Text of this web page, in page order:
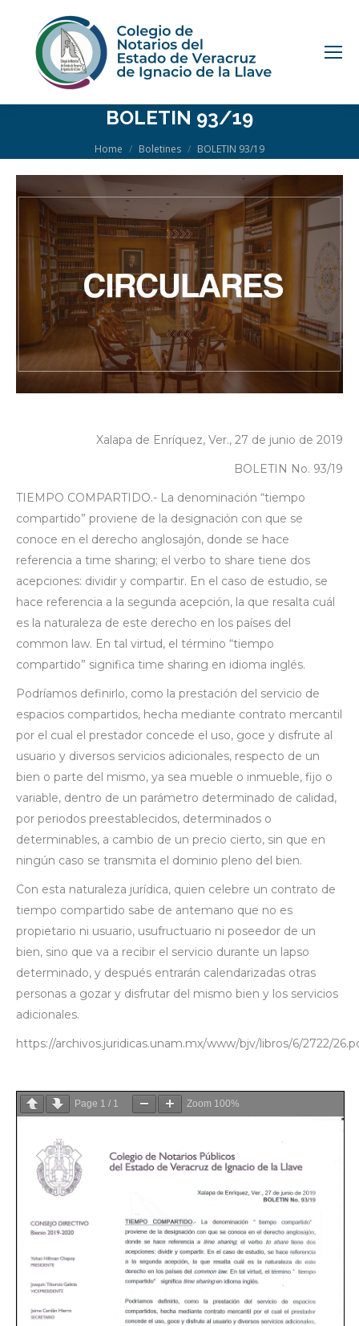
BOLETIN 93/19
You are here:
Home Boletines BOLETIN 93/19
Xalapa de Enríquez, Ver., 27 de junio de 2019
BOLETIN No. 93/19
TIEMPO COMPARTIDO.- La denominación “tiempo
compartido” proviene de la designación con que se
conoce en el derecho anglosajón, donde se hace
referencia a time sharing; el verbo to share tiene dos
acepciones: dividir y compartir. En el caso de estudio, se
hace referencia a la segunda acepción, la que resalta cuál
es la naturaleza de este derecho en los países del
common law. En tal virtud, el término “tiempo
compartido” significa time sharing en idioma inglés.
Podríamos definirlo, como la prestación del servicio de
espacios compartidos, hecha mediante contrato mercantil
por el cual el prestador concede el uso, goce y disfrute al
usuario y diversos servicios adicionales, respecto de un
bien o parte del mismo, ya sea mueble o inmueble, fijo o
variable, dentro de un parámetro determinado de calidad,
por periodos preestablecidos, determinados o
determinables, a cambio de un precio cierto, sin que en
ningún caso se transmita el dominio pleno del bien.
Con esta naturaleza jurídica, quien celebre un contrato de
tiempo compartido sabe de antemano que no es
propietario ni usuario, usufructuario ni poseedor de un
bien, sino que va a recibir el servicio durante un lapso
determinado, y después entrarán calendarizadas otras
personas a gozar y disfrutar del mismo bien y los servicios
adicionales.
https://archivos.juridicas.unam.mx/www/bjv/libros/6/2722/
Page 1 / 1 Zoom 100%